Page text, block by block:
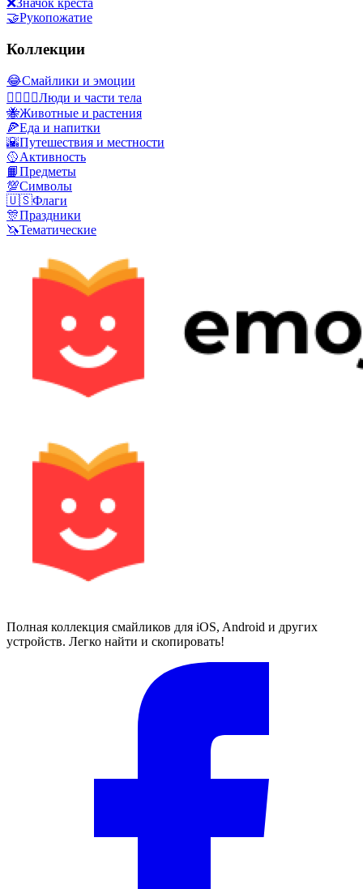
🤝Рукопожатие
Коллекции
😂Смайлики и эмоции
👩‍❤️‍💋‍👨Люди и части тела
🐝Животные и растения
🍕Еда и напитки
🌇Путешествия и местности
🥎Активность
📙Предметы
💯Символы
🇺🇸Флаги
🎊Праздники
🦄Тематические
Полная коллекция смайликов для iOS, Android и других
устройств. Легко найти и скопировать!